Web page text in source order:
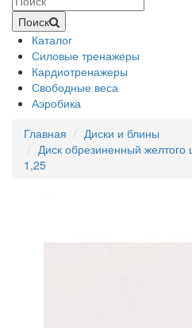
Поиск
Каталог
Силовые тренажеры
Кардиотренажеры
Свободные веса
Аэробика
Главная
Диски и блины
Диск обрезиненный желтого
1,25